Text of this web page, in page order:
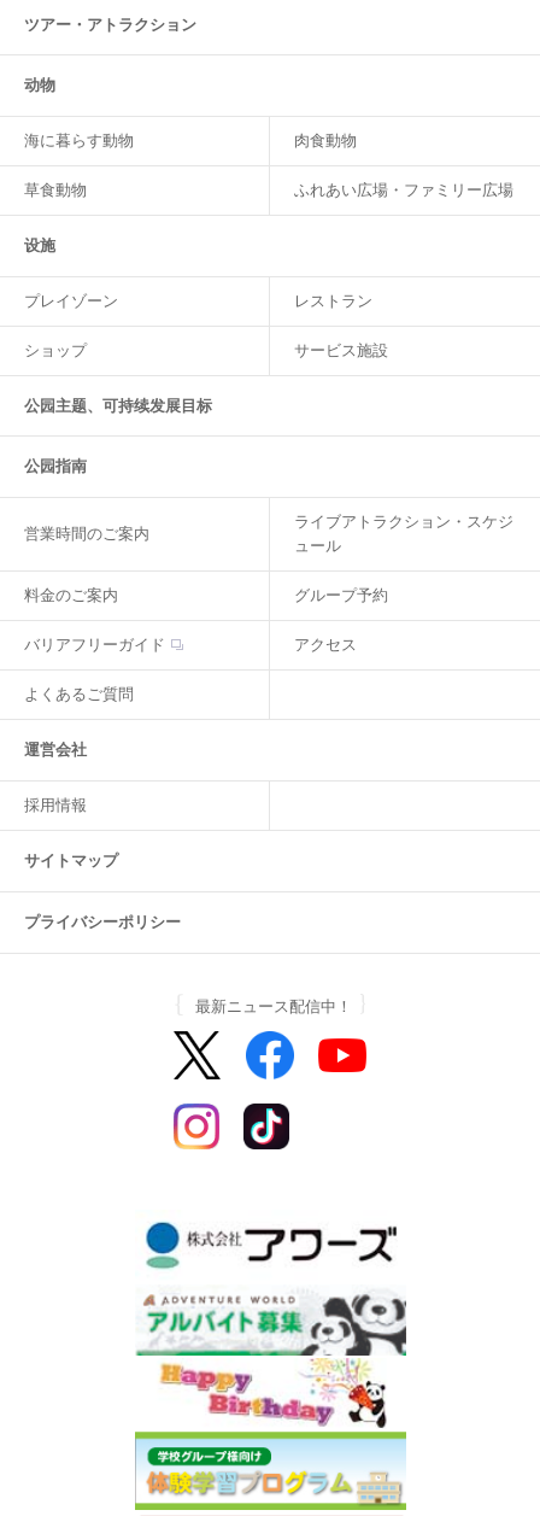
ツアー・ アトラクション
动物
海に暮らす動物 肉食動物
草食動物 ふれあい広場・ファミリー広場
设施
プレイゾーン レストラン
ショップ サービス施設
公园主题、可持续发展目标
公园指南
営業時間のご案内
ライブアトラクション・スケジ
ュール
料金のご案内 グループ予約
バリアフリーガイド アクセス
よくあるご質問
運営会社
採用情報
サイトマップ
プライバシーポリシー
最新ニュース配信中！